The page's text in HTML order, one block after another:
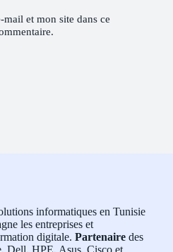
et mon site dans ce
informatiques en Tunisie
les entreprises et
digitale. Partenaire des